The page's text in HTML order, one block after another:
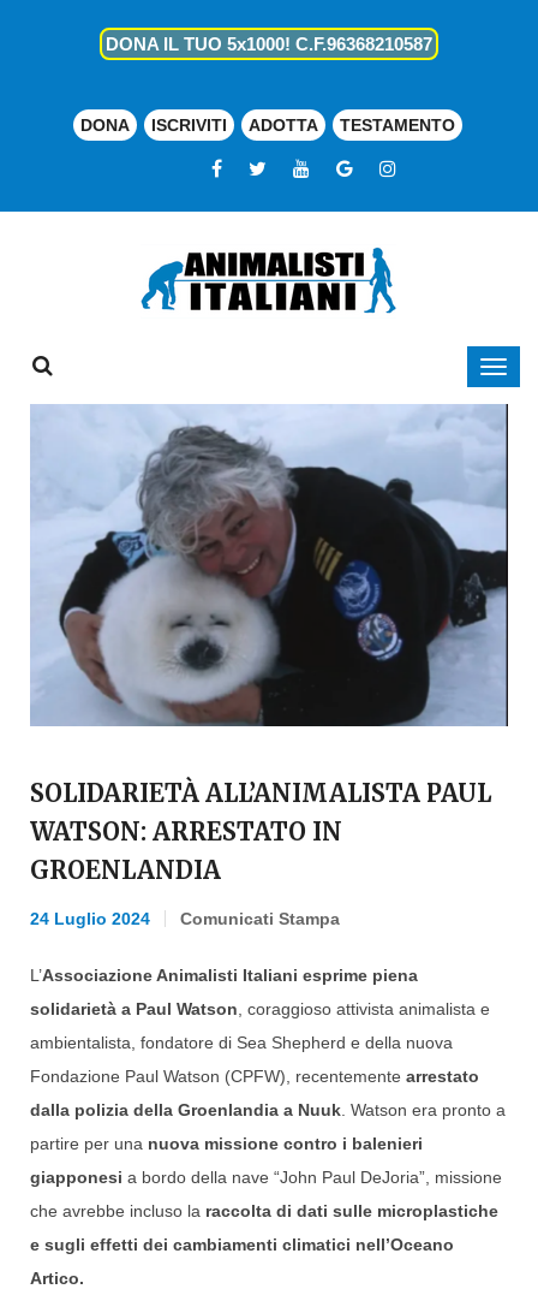
DONA IL TUO 5x1000! C.F.96368210587
DONA ISCRIVITI ADOTTA TESTAMENTO
SOLIDARIETÀ ALL’ANIMALISTA PAUL
WATSON: ARRESTATO IN
GROENLANDIA
24 Luglio 2024 Comunicati Stampa
L’Associazione Animalisti Italiani esprime piena
solidarietà a Paul Watson , coraggioso attivista animalista e
ambientalista, fondatore di Sea Shepherd e della nuova
Fondazione Paul Watson (CPFW), recentemente arrestato
dalla polizia della Groenlandia a Nuuk . Watson era pronto a
partire per una nuova missione contro i balenieri
giapponesi a bordo della nave “John Paul DeJoria”, missione
che avrebbe incluso la raccolta di dati sulle microplastiche
e sugli effetti dei cambiamenti climatici nell’Oceano
Artico.